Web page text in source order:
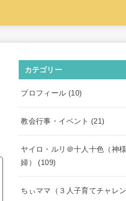
カテゴリー
プロフィール (10)
教会行事・イベント (21)
ヤイロ・ルリ＠十人十色（神
婦） (109)
ちぃママ（３人子育てチャレ